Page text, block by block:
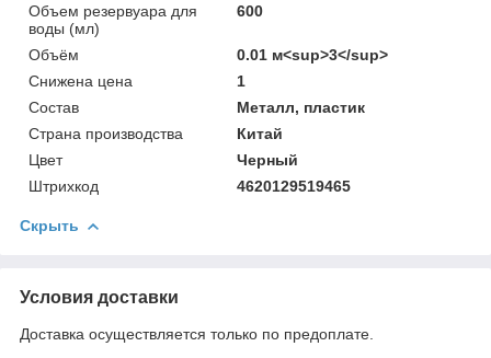
Объем резервуара для
воды (мл)
600
Объём
0.01 м<sup>3</sup>
Снижена цена
1
Состав
Металл, пластик
Страна производства
Китай
Цвет
Черный
Штрихкод
4620129519465
Скрыть
Условия доставки
Доставка осуществляется только по предоплате.